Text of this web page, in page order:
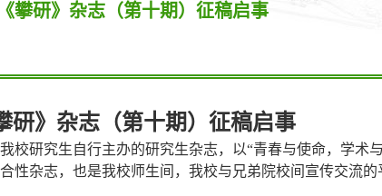
《攀研》杂志（第十期）征稿启事
研》杂志（第十期）征稿启事
校研究生自行主办的研究生杂志，以“青春与使命，学术
性杂志，也是我校师生间，我校与兄弟院校间宣传交流的